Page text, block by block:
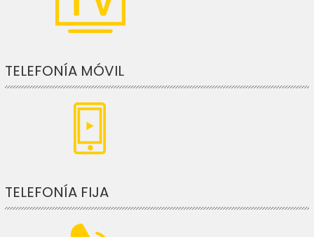
TELEFONÍA MÓVIL
TELEFONÍA FIJA